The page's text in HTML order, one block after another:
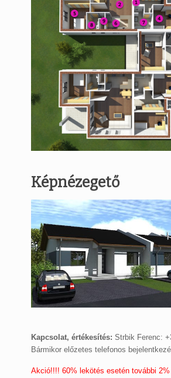
Képnézegető
Kapcsolat, értékesítés: Strbik Ferenc:
Bármikor előzetes telefonos
Akció!!!! 60% lekötés esetén további